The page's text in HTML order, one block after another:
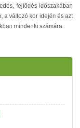
fejlődés időszakában
a változó kor idején és azt
mindenki számára.